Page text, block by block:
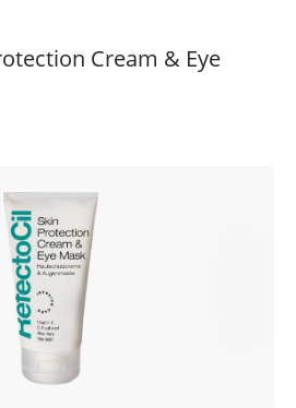
Cream & Eye